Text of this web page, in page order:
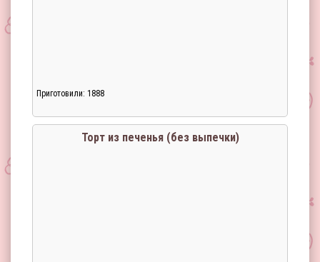
Приготовили: 1888
Торт из печенья (без выпечки)